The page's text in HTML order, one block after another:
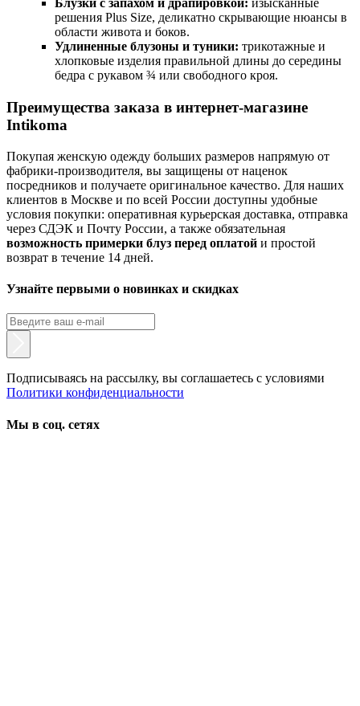
Блузки с запахом и драпировкой: изысканные
решения Plus Size, деликатно скрывающие нюансы в
области живота и боков.
Удлиненные блузоны и туники: трикотажные и
хлопковые изделия правильной длины до середины
бедра с рукавом ¾ или свободного кроя.
Преимущества заказа в интернет-магазине
Intikoma
Покупая женскую одежду больших размеров напрямую от
фабрики-производителя, вы защищены от наценок
посредников и получаете оригинальное качество. Для наших
клиентов в Москве и по всей России доступны удобные
условия покупки: оперативная курьерская доставка, отправка
через СДЭК и Почту России, а также обязательная
возможность примерки блуз перед оплатой и простой
возврат в течение 14 дней.
Узнайте первыми о новинках и скидках
Подписываясь на рассылку, вы соглашаетесь с условиями
Политики конфиденциальности
Мы в соц. сетях